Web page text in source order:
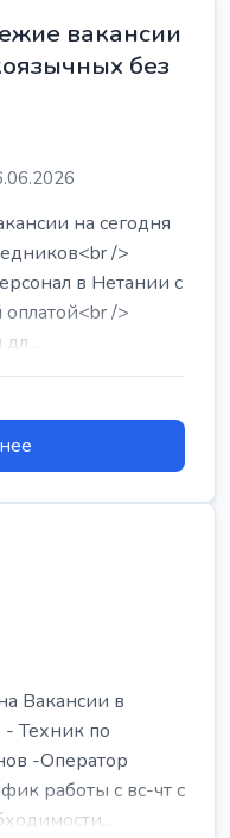
вакансии
без
на сегодня
/>
в Нетании с
/>
Вакансии в
- Техник по
-Оператор
работы с вс-чт с